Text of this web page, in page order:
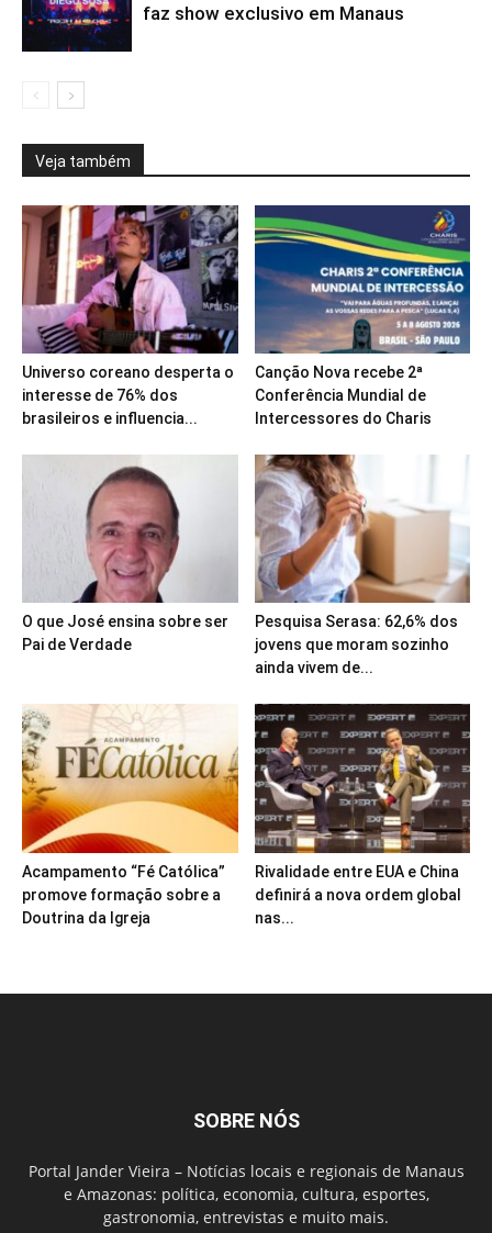
faz show exclusivo em Manaus
Veja também
Universo coreano desperta o
interesse de 76% dos
brasileiros e influencia...
Canção Nova recebe 2ª
Conferência Mundial de
Intercessores do Charis
O que José ensina sobre ser
Pai de Verdade
Pesquisa Serasa: 62,6% dos
jovens que moram sozinho
ainda vivem de...
Acampamento “Fé Católica”
promove formação sobre a
Doutrina da Igreja
Rivalidade entre EUA e China
definirá a nova ordem global
nas...
SOBRE NÓS
Portal Jander Vieira – Notícias locais e regionais de Manaus
e Amazonas: política, economia, cultura, esportes,
gastronomia, entrevistas e muito mais.